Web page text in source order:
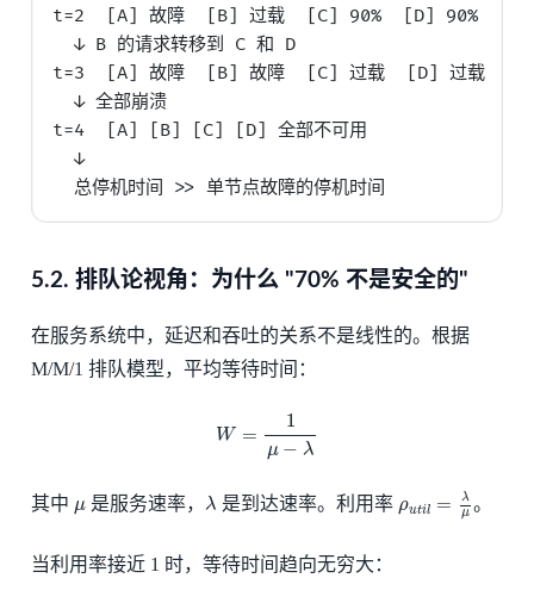
t=2  [A] 故障  [B] 过载  [C] 90%  [D] 90%
  ↓ B 的请求转移到 C 和 D
t=3  [A] 故障  [B] 故障  [C] 过载  [D] 过载
  ↓ 全部崩溃
t=4  [A] [B] [C] [D] 全部不可用
  ↓
5.2. 排队论视角：为什么 "70% 不是安全的"
在服务系统中，延迟和吞吐的关系不是线性的。根据
M/M/1 排队模型，平均等待时间：
W =
1
μ − λ
−λ
其中 μ
μ是服务速率， λ
λ 是到达速率。利用率 ρutil =
λ
μ 。
当利用率接近 1 时，等待时间趋向无穷大：